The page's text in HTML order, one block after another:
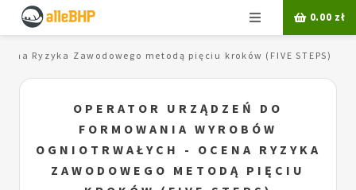
Menu 0.00 zł
Ryzyka Zawodowego metodą pięciu kroków (FIVE STEPS)
OPERATOR URZĄDZEŃ DO
FORMOWANIA WYROBÓW
OGNIOTRWAŁYCH - OCENA RYZYKA
ZAWODOWEGO METODĄ PIĘCIU